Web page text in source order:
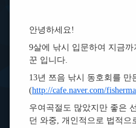
안녕하세요!
9살에 낚시 입문하여 지금
꾼 입니다.
13년 쯔음 낚시 동호회를 만
(http://cafe.naver.com/
우여곡절도 많았지만 좋은
던 와중, 개인적으로 법적으